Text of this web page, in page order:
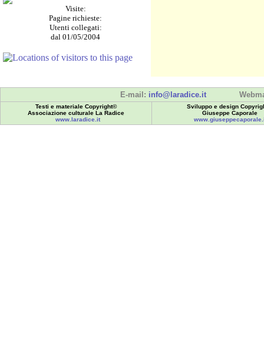
Visite:
Pagine richieste:
Utenti collegati:
dal 01/05/2004
Associazione culturale La Radice
www.laradice.it
Sviluppo e design
Giuseppe Caporale